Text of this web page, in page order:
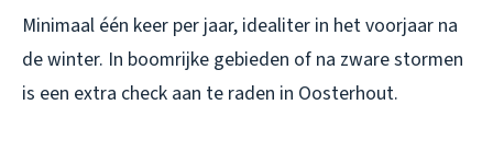
Minimaal één keer per jaar, idealiter in het voorjaar na
de winter. In boomrijke gebieden of na zware stormen
is een extra check aan te raden in Oosterhout.